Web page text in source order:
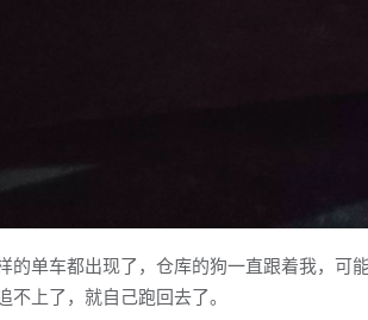
的单车都出现了，仓库的狗一直跟着我，可
不上了，就自己跑回去了。